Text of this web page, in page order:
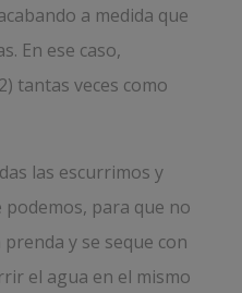
a medida que
En ese caso,
tantas veces como
las escurrimos y
para que no
y se seque con
el agua en el mismo